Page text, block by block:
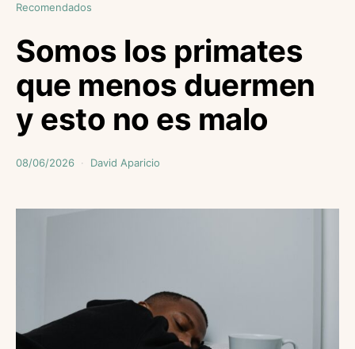
Recomendados
Somos los primates
que menos duermen
y esto no es malo
08/06/2026 David Aparicio